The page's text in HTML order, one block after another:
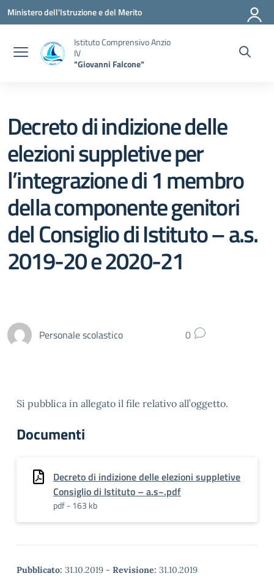
Vai ai contenuti
Vai al menu di navigazione
Vai al footer
Ministero dell'Istruzione e del Merito
Istituto Comprensivo Anzio
IV
"Giovanni Falcone"
Decreto di indizione delle
elezioni suppletive per
l’integrazione di 1 membro
della componente genitori
del Consiglio di Istituto – a.s.
2019-20 e 2020-21
Personale scolastico 0
Si pubblica in allegato il file relativo all’oggetto.
Documenti
Decreto di indizione delle elezioni suppletive
Consiglio di Istituto – a.s~.pdf
pdf - 163 kb
Pubblicato: 31.10.2019 - Revisione: 31.10.2019